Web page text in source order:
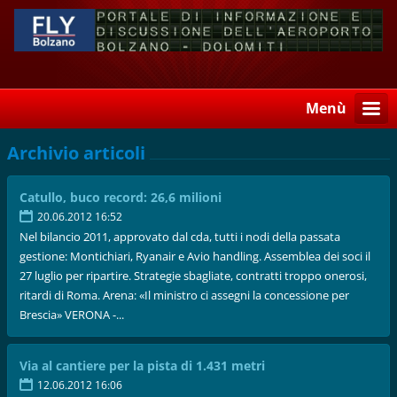
Menù
Archivio articoli
Catullo, buco record: 26,6 milioni
20.06.2012 16:52
Nel bilancio 2011, approvato dal cda, tutti i nodi della passata
gestione: Montichiari, Ryanair e Avio handling. Assemblea dei soci il
27 luglio per ripartire. Strategie sbagliate, contratti troppo onerosi,
ritardi di Roma. Arena: «Il ministro ci assegni la concessione per
Brescia» VERONA -...
Via al cantiere per la pista di 1.431 metri
12.06.2012 16:06